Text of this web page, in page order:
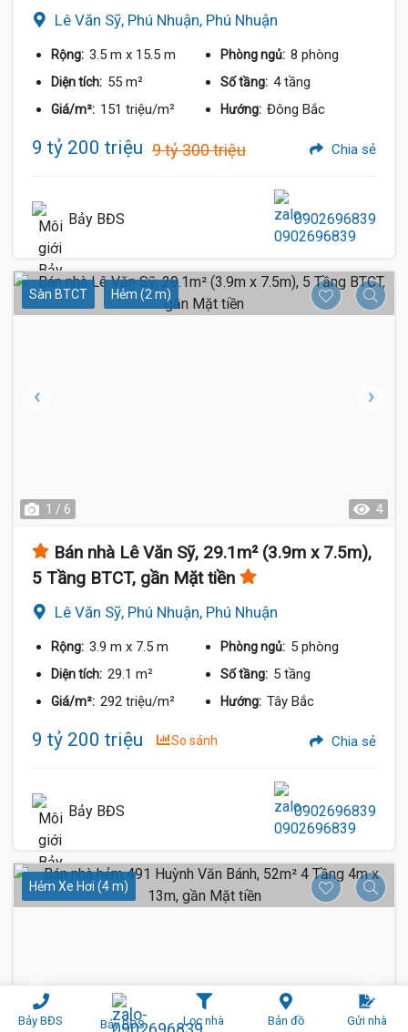
Bảy BĐS Bảy BĐS Lọc nhà Bản đồ Gửi nhà
Lê Văn Sỹ, Phú Nhuận, Phú Nhuận
Rộng: 3.5 m x 15.5 m Phòng ngủ: 8 phòng
Diện tích: 55 m² Số tầng: 4 tầng
Giá/m²: 151 triệu/m² Hướng: Đông Bắc
9 tỷ 200 triệu 9 tỷ 300 triệu Chia sẻ
Bảy BĐS 0902696839
Sàn BTCT Hẻm (2 m)
1 / 6 4
Bán nhà Lê Văn Sỹ, 29.1m² (3.9m x 7.5m),
5 Tầng BTCT, gần Mặt tiền
Lê Văn Sỹ, Phú Nhuận, Phú Nhuận
Rộng: 3.9 m x 7.5 m Phòng ngủ: 5 phòng
Diện tích: 29.1 m² Số tầng: 5 tầng
Giá/m²: 292 triệu/m² Hướng: Tây Bắc
9 tỷ 200 triệu So sánh Chia sẻ
Bảy BĐS 0902696839
Hẻm Xe Hơi (4 m)